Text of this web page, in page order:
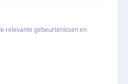
relevante gebeurtenissen en